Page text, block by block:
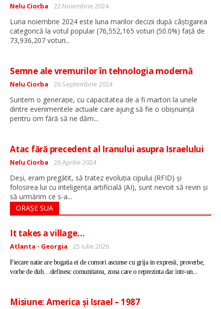
Detalii
Nelu Ciorba 22 Noiembrie 2024
Luna noiembrie 2024 este luna marilor decizii după câștigarea
categorică la votul popular (76,552,165 voturi (50.0%) față de
73,936,207 voturi...
Semne ale vremurilor în tehnologia modernă
Detalii
Nelu Ciorba 26 Septembrie 2024
Suntem o generație, cu capacitatea de a fi martori la unele
dintre evenimentele actuale care ajung să fie o obișnuință
pentru om fără să ne dăm...
Atac fără precedent al Iranului asupra Israelului
Detalii
Nelu Ciorba 26 Aprilie 2024
Deși, eram pregătit, să tratez evoluția cipului (RFID) și
folosirea lui cu inteligența artificială (AI), sunt nevoit să revin și
să urmărim ce s-a...
ORAȘE SUA
It takes a village…
Detalii
Atlanta - Georgia 25 Iulie 2026
Fiecare natie are bogatia ei de comori ascunse cu grija in expresii, proverbe,
vorbe de duh…definesc comunitatea, zona care o reprezinta dar intr-un...
Misiune: America și Israel – 1987